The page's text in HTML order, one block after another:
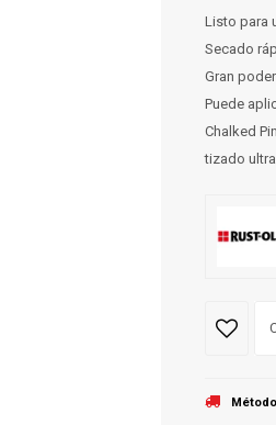
Listo para
Secado
Gran
Puede
Chalked
tizado